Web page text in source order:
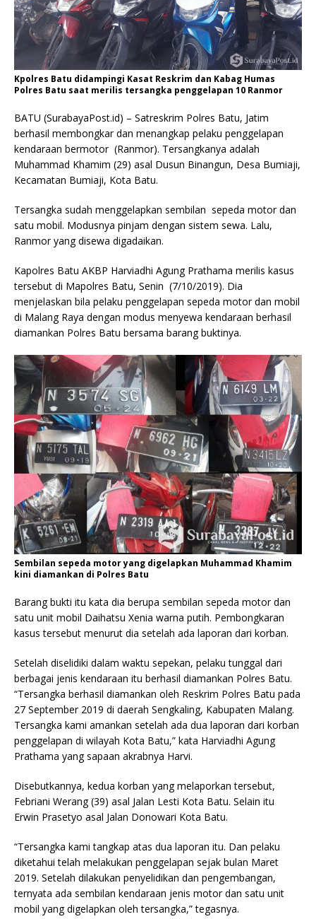
Kpolres Batu didampingi Kasat Reskrim dan Kabag Humas
Polres Batu saat merilis tersangka penggelapan 10 Ranmor
BATU (SurabayaPost.id) – Satreskrim Polres Batu, Jatim
berhasil membongkar dan menangkap pelaku penggelapan
kendaraan bermotor (Ranmor). Tersangkanya adalah
Muhammad Khamim (29) asal Dusun Binangun, Desa Bumiaji,
Kecamatan Bumiaji, Kota Batu.
Tersangka sudah menggelapkan sembilan sepeda motor dan
satu mobil. Modusnya pinjam dengan sistem sewa. Lalu,
Ranmor yang disewa digadaikan.
Kapolres Batu AKBP Harviadhi Agung Prathama merilis kasus
tersebut di Mapolres Batu, Senin (7/10/2019). Dia
menjelaskan bila pelaku penggelapan sepeda motor dan mobil
di Malang Raya dengan modus menyewa kendaraan berhasil
diamankan Polres Batu bersama barang buktinya.
Sembilan sepeda motor yang digelapkan Muhammad Khamim
kini diamankan di Polres Batu
Barang bukti itu kata dia berupa sembilan sepeda motor dan
satu unit mobil Daihatsu Xenia warna putih. Pembongkaran
kasus tersebut menurut dia setelah ada laporan dari korban.
Setelah diselidiki dalam waktu sepekan, pelaku tunggal dari
berbagai jenis kendaraan itu berhasil diamankan Polres Batu.
“Tersangka berhasil diamankan oleh Reskrim Polres Batu pada
27 September 2019 di daerah Sengkaling, Kabupaten Malang.
Tersangka kami amankan setelah ada dua laporan dari korban
penggelapan di wilayah Kota Batu,” kata Harviadhi Agung
Prathama yang sapaan akrabnya Harvi.
Disebutkannya, kedua korban yang melaporkan tersebut,
Febriani Werang (39) asal Jalan Lesti Kota Batu. Selain itu
Erwin Prasetyo asal Jalan Donowari Kota Batu.
“Tersangka kami tangkap atas dua laporan itu. Dan pelaku
diketahui telah melakukan penggelapan sejak bulan Maret
2019. Setelah dilakukan penyelidikan dan pengembangan,
ternyata ada sembilan kendaraan jenis motor dan satu unit
mobil yang digelapkan oleh tersangka,” tegasnya.